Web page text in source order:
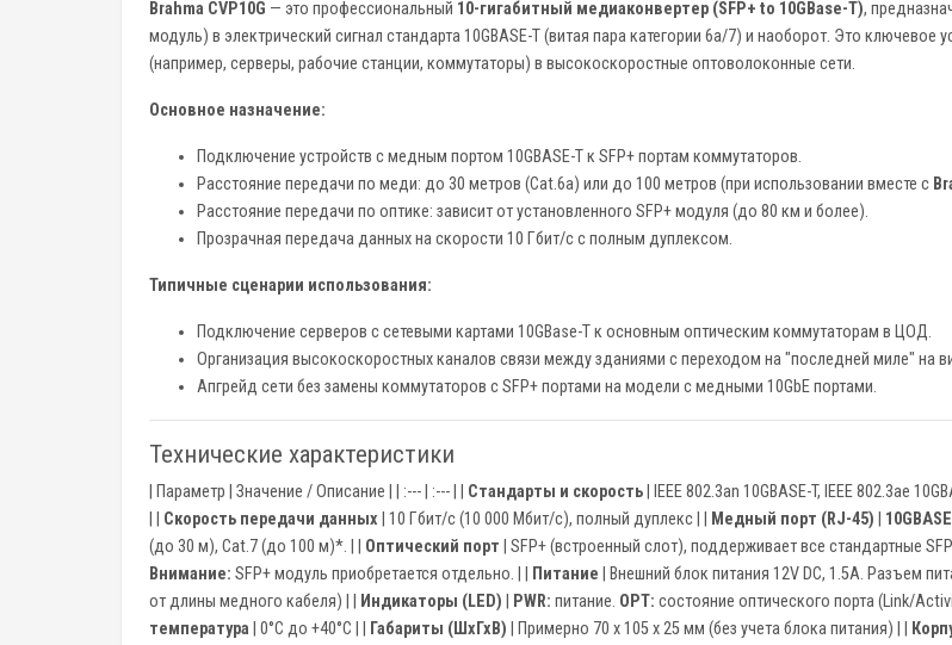
Brahma CVP10G — это профессиональный 10-гигабитный медиаконвертер (SFP+ to 10GBase-T),
модуль) в электрический сигнал стандарта 10GBASE-T (витая пара категории 6а/7) и наоборот. Это
(например, серверы, рабочие станции, коммутаторы) в высокоскоростные оптоволоконные сети.
Основное назначение:
Подключение устройств с медным портом 10GBASE-T к SFP+ портам коммутаторов.
Расстояние передачи по меди: до 30 метров (Cat.6a) или до 100 метров (при использовании вместе с
Расстояние передачи по оптике: зависит от установленного SFP+ модуля (до 80 км и более).
Прозрачная передача данных на скорости 10 Гбит/с с полным дуплексом.
Типичные сценарии использования:
Подключение серверов с сетевыми картами 10GBase-T к основным оптическим коммутаторам в ЦОД.
Организация высокоскоростных каналов связи между зданиями с переходом на "последней миле" на
Апгрейд сети без замены коммутаторов с SFP+ портами на модели с медными 10GbE портами.
Технические характеристики
| Параметр | Значение / Описание | | :--- | :--- | | Стандарты и скорость | IEEE 802.3an 10GBASE-T, IEEE 802.3ae
Скорость передачи данных | 10 Гбит/с (10 000 Мбит/с), полный дуплекс | | Медный порт (RJ-45)
(до 30 м), Cat.7 (до 100 м)*. | | Оптический порт | SFP+ (встроенный слот), поддерживает все стандартные
Внимание: SFP+ модуль приобретается отдельно. | | Питание | Внешний блок питания 12V DC, 1.5A. Разъем
от длины медного кабеля) | |
Индикаторы (LED) PWR: питание. OPT: состояние оптического порта (Link/
температура | 0°C до +40°C | | Габариты (ШхГхВ) | Примерно 70 x 105 x 25 мм (без учета блока питания) | |